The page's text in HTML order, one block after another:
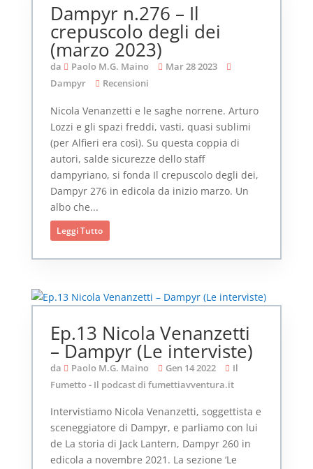
Dampyr n.276 – Il
crepuscolo degli dei
(marzo 2023)
da Paolo M.G. Maino
Mar 28 2023
Dampyr
Recensioni
Nicola Venanzetti e le saghe norrene. Arturo
Lozzi e gli spazi freddi, vasti, quasi sublimi
(per Alfieri era così). Su questa coppia di
autori, salde sicurezze dello staff
dampyriano, si fonda Il crepuscolo degli dei,
Dampyr 276 in edicola da inizio marzo. Un
albo che...
Leggi Tutto
Ep.13 Nicola Venanzetti
– Dampyr (Le interviste)
da Paolo M.G. Maino Gen 14 2022
Il
Fumetto - Il podcast di fumettiavventura.it
Intervistiamo Nicola Venanzetti, soggettista e
sceneggiatore di Dampyr, e parliamo con lui
de La storia di Jack Lantern, Dampyr 260 in
edicola a novembre 2021. La sezione ‘Le